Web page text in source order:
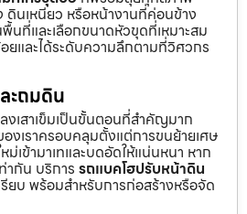
ดินเหนียว หรือหน้างานที่ค่อนข้าง
พื้นที่และเลือกขนาดหัวขุดที่เหมาะสม
ยและได้ระดับความลึกตามที่วิศวกร
ะถมดิน
งเสาเข็มเป็นขั้นตอนที่สำคัญมาก
องเราครอบคลุมตั้งแต่การขนย้ายเศษ
เข้ามาเทและบดอัดให้แน่นหนา หาก
ากัน บริการ รถแบคโฮปรับหน้าดิน
ยบ พร้อมสำหรับการก่อสร้างหรือจัด